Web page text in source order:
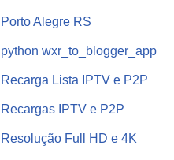
Porto Alegre RS
python wxr_to_blogger_app
Recarga Lista IPTV e P2P
Recargas IPTV e P2P
Resolução Full HD e 4K